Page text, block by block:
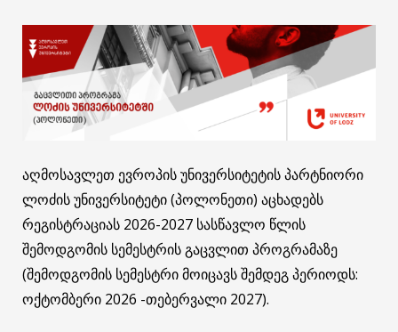
ᲡᲐᲔᲠᲗᲐᲨᲝᲠᲘᲡᲝ
ᲑᲘᲑᲚᲘᲝᲗᲔᲙᲐ
ᲙᲝᲜᲢᲐᲥᲢᲘ
აღმოსავლეთ ევროპის უნივერსიტეტის პარტნიორი
ლოძის უნივერსიტეტი (პოლონეთი) აცხადებს
რეგისტრაციას 2026-2027 სასწავლო წლის
შემოდგომის სემესტრის გაცვლით პროგრამაზე
(შემოდგომის სემესტრი მოიცავს შემდეგ პერიოდს:
ოქტომბერი 2026 -თებერვალი 2027).